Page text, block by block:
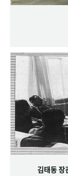
김태동 장